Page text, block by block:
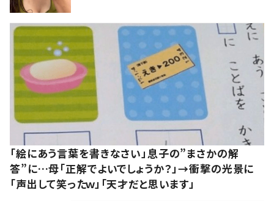
「絵にあう言葉を書きなさい」息子の”まさかの解
答”に…母「正解でよいでしょうか？」→衝撃の光景に
「声出して笑ったｗ」「天才だと思います」